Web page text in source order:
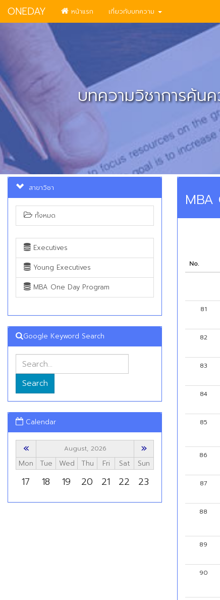
ONEDAY หน้าแรก เกี่ยวกับบทความ
บทความวิชาการค้น
สาขาวิชา
ทั้งหมด
Executives
Young Executives
MBA One Day Program
Google Keyword Search
Search
Calendar
« August, 2026 »
Mon Tue Wed Thu Fri Sat Sun
17 18 19 20 21 22 23
No.
81
82
83
84
85
86
87
88
89
90